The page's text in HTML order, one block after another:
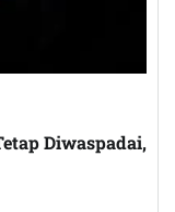
Diwaspadai,